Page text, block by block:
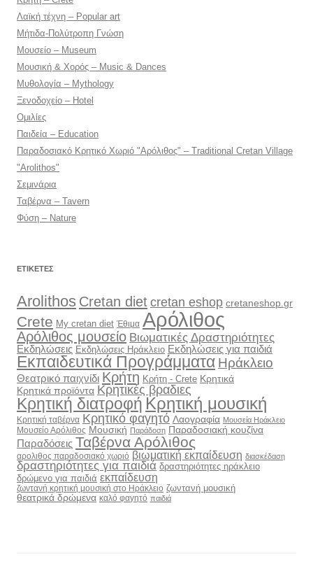
Λαϊκή τέχνη – Popular art
Μήτιδα-Πολύτροπη Γνώση
Μουσείο – Museum
Μουσική & Χορός – Music & Dances
Μυθολογία – Mythology
Ξενοδοχείο – Hotel
Ομιλίες
Παιδεία – Education
Παραδοσιακό Κρητικό Χωριό "Αρόλιθος" – Traditional Cretan Village
"Arolithos"
Σεμινάρια
Ταβέρνα – Tavern
Φύση – Nature
ΕΤΙΚΈΤΕΣ
Arolithos Cretan dietcretan eshop cretaneshop.gr
Crete My cretan diet Έθιμα Αρόλιθος
Αρόλιθος μουσείο Βιωματικές Δραστηριότητες
Εκδηλώσεις Εκδηλώσεις Ηράκλειο Εκδηλώσεις για παιδιά
Εκπαιδευτικά Προγράμματα Ηράκλειο
Θεατρικό παιχνίδι Κρήτη Κρήτη - Crete Κρητικά
Κρητικά προϊόντα Κρητικές βραδιες
Κρητική διατροφή Κρητική μουσική
Κρητική ταβέρνα Κρητικό φαγητό Λαογραφία Μουσεία Ηράκλειο
Μουσείο Αρόλιθος Μουσική Παράδοση Παραδοσιακή κουζίνα
Παραδόσεις Ταβέρνα Αρόλιθος
αρολιθος παραδοσιακό χωριό βιωματική εκπαίδευση διασκέδαση
δραστηριότητες για παιδιά δραστηριότητες ηράκλειο
δρώμενο για παιδιά εκπαίδευση
ζωντανή κρητική μουσική στο Ηράκλειο ζωντανή μουσική
θεατρικά δρώμενα καλό φαγητό παιδιά